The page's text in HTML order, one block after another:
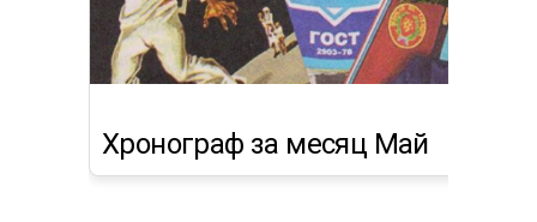
Хронограф за месяц Май